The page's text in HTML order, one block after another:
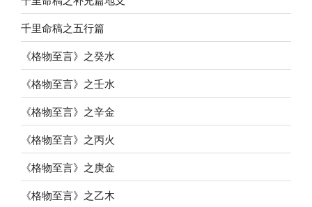
千里命稿之五行篇
《格物至言》之癸水
《格物至言》之壬水
《格物至言》之辛金
《格物至言》之丙火
《格物至言》之庚金
《格物至言》之乙木